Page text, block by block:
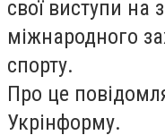
свої виступи на
міжнародного
спорту.
Про це
Укрінформу.